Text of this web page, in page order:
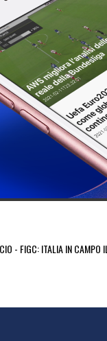
- FIGC: ITALIA IN CAMPO